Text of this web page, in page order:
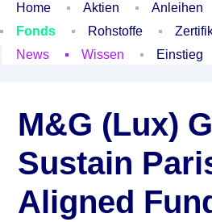
Home Aktien Anleihen
Fonds
Rohstoffe
News
Wissen Einstieg
M&G (Lux)
Sustain
Aligned